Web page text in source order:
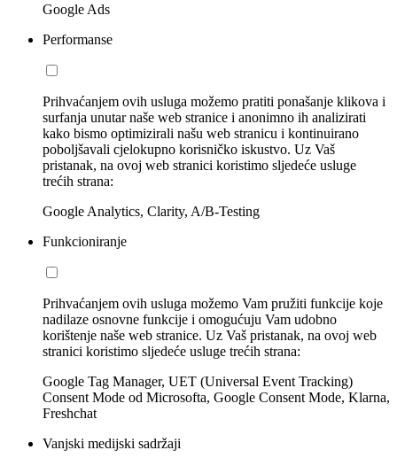
Google Ads
Performanse
Prihvaćanjem ovih usluga možemo pratiti ponašanje klikova i
surfanja unutar naše web stranice i anonimno ih analizirati
kako bismo optimizirali našu web stranicu i kontinuirano
poboljšavali cjelokupno korisničko iskustvo. Uz Vaš
pristanak, na ovoj web stranici koristimo sljedeće usluge
trećih strana:
Google Analytics, Clarity, A/B-Testing
Funkcioniranje
Prihvaćanjem ovih usluga možemo Vam pružiti funkcije koje
nadilaze osnovne funkcije i omogućuju Vam udobno
korištenje naše web stranice. Uz Vaš pristanak, na ovoj web
stranici koristimo sljedeće usluge trećih strana:
Google Tag Manager, UET (Universal Event Tracking)
Consent Mode od Microsofta, Google Consent Mode, Klarna,
Freshchat
Vanjski medijski sadržaji